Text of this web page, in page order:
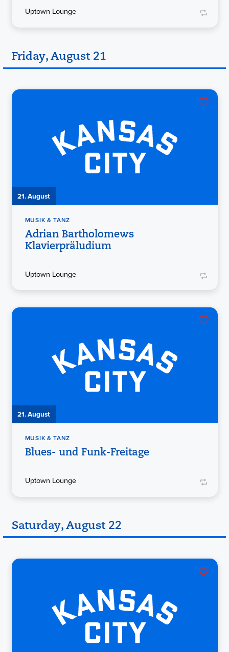
Uptown Lounge
Friday, August 21
21. August
MUSIK & TANZ
Adrian Bartholomews
Klavierpräludium
Uptown Lounge
21. August
MUSIK & TANZ
Blues- und Funk-Freitage
Uptown Lounge
Saturday, August 22